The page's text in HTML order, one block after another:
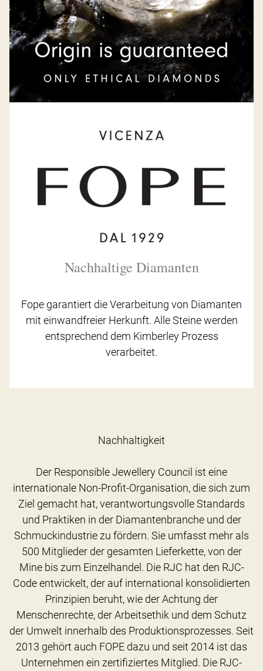
Nachhaltige Diamanten
Fope garantiert die Verarbeitung von Diamanten
mit einwandfreier Herkunft. Alle Steine werden
entsprechend dem Kimberley Prozess
verarbeitet.
Nachhaltigkeit
Der Responsible Jewellery Council ist eine
internationale Non-Profit-Organisation, die sich zum
Ziel gemacht hat, verantwortungsvolle Standards
und Praktiken in der Diamantenbranche und der
Schmuckindustrie zu fördern. Sie umfasst mehr als
500 Mitglieder der gesamten Lieferkette, von der
Mine bis zum Einzelhandel. Die RJC hat den RJC-
Code entwickelt, der auf international konsolidierten
Prinzipien beruht, wie der Achtung der
Menschenrechte, der Arbeitsethik und dem Schutz
der Umwelt innerhalb des Produktionsprozesses. Seit
2013 gehört auch FOPE dazu und seit 2014 ist das
Unternehmen ein zertifiziertes Mitglied. Die RJC-